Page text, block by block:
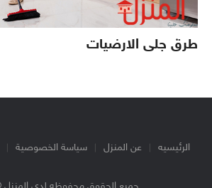
طرق جلى الارضيات
الرئيسيه عن المنزل سياسة الخصوصية